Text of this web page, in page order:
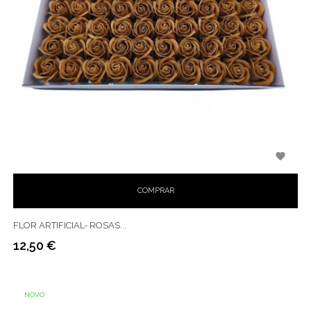
COMPRAR

FLOR ARTIFICIAL- ROSAS...
Preço
12,50 €
NOVO